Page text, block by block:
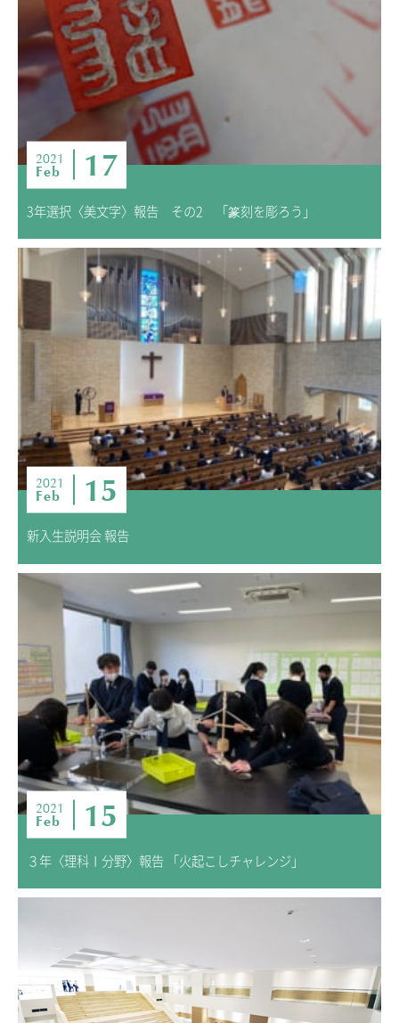
2021
Feb 17
3年選択〈美文字〉報告 その2 「篆刻を彫ろう」
2021
Feb 15
新入生説明会 報告
2021
Feb 15
３年〈理科Ⅰ分野〉報告 「火起こしチャレンジ」